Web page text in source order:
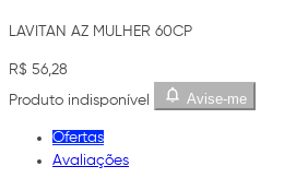
LAVITAN AZ MULHER 60CP
R$ 56,28
Produto indisponível
Avise-me
Ofertas
Avaliações